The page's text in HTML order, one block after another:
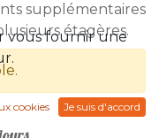
supplémentaires
étagères.
vous fournir une
cookies Je suis d'accord